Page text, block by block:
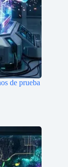
de prueba